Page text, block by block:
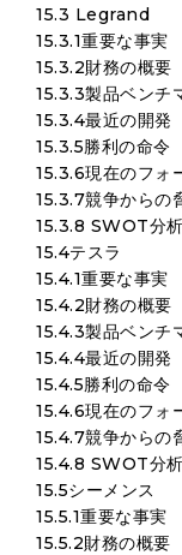
15.3 Legrand
15.3.1重要な事実
15.3.2財務の概要
15.3.3製品ベンチ
15.3.4最近の開発
15.3.5勝利の命令
15.3.6現在のフォ
15.3.7競争からの
15.3.8 SWOT分析
15.4テスラ
15.4.1重要な事実
15.4.2財務の概要
15.4.3製品ベンチ
15.4.4最近の開発
15.4.5勝利の命令
15.4.6現在のフォ
15.4.7競争からの
15.4.8 SWOT分析
15.5シーメンス
15.5.1重要な事実
15.5.2財務の概要